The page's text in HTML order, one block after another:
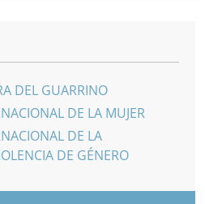
DEL GUARRINO
DE LA MUJER
DE LA
DE GÉNERO